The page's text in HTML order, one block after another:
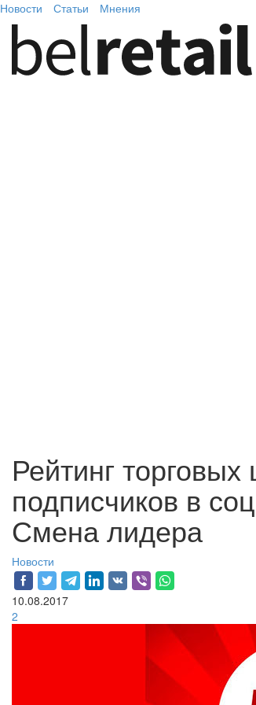
Новости Статьи Мнения
Рейтинг
подписчиков в
Смена лидера
Новости
10.08.2017
2